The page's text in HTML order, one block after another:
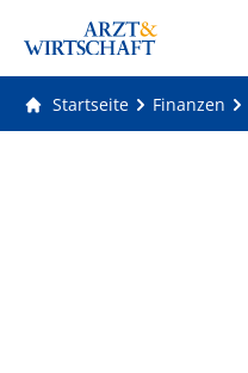
Startseite Finanzen